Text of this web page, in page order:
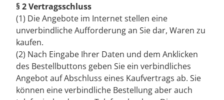
§ 2 Vertragsschluss
(1) Die Angebote im Internet stellen eine
unverbindliche Aufforderung an Sie dar, Waren zu
kaufen.
(2) Nach Eingabe Ihrer Daten und dem Anklicken
des Bestellbuttons geben Sie ein verbindliches
Angebot auf Abschluss eines Kaufvertrags ab. Sie
können eine verbindliche Bestellung aber auch